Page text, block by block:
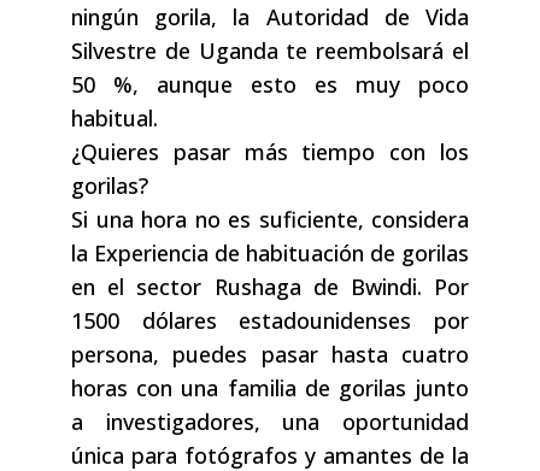
ningún gorila, la Autoridad de Vida
Silvestre de Uganda te reembolsará el
50 %, aunque esto es muy poco
habitual.
¿Quieres pasar más tiempo con los
gorilas?
Si una hora no es suficiente, considera
la Experiencia de habituación de gorilas
en el sector Rushaga de Bwindi. Por
1500 dólares estadounidenses por
persona, puedes pasar hasta cuatro
horas con una familia de gorilas junto
a investigadores, una oportunidad
única para fotógrafos y amantes de la